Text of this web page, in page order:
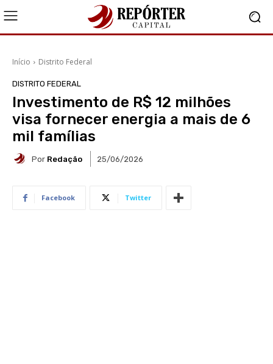
Início Distrito Federal
DISTRITO FEDERAL
Investimento de R$ 12 milhões
visa fornecer energia a mais de 6
mil famílias
Por Redação 25/06/2026
Facebook Twitter